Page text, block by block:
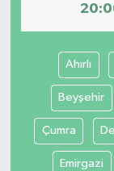
Ahırlı
Beyşehir
Çumra
Emirgazi